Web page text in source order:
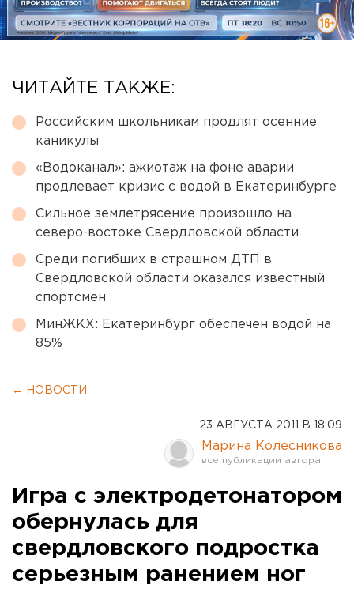
ЧИТАЙТЕ ТАКЖЕ:
Российским школьникам продлят осенние
каникулы
«Водоканал»: ажиотаж на фоне аварии
продлевает кризис с водой в Екатеринбурге
Сильное землетрясение произошло на
северо-востоке Свердловской области
Среди погибших в страшном ДТП в
Свердловской области оказался известный
спортсмен
МинЖКХ: Екатеринбург обеспечен водой на
85%
← НОВОСТИ
23 АВГУСТА 2011 В 18:09
Марина Колесникова
Игра с электродетонатором
обернулась для
свердловского подростка
серьезным ранением ног